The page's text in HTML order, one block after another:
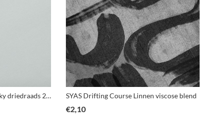
SYAS french Terry winter sky driedraads 210cm breed SYAS Drifting Course Linnen viscose blend
€2,10